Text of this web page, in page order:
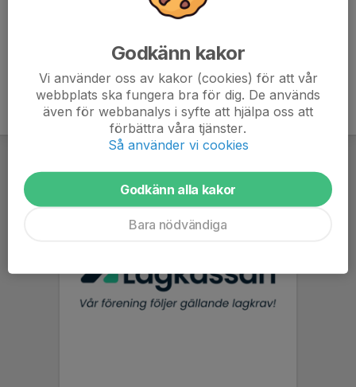
Godkänn kakor
Vi använder oss av kakor (cookies) för att vår
webbplats ska fungera bra för dig. De används
även för webbanalys i syfte att hjälpa oss att
förbättra våra tjänster.
Så använder vi cookies
Godkänn alla kakor
Bara nödvändiga